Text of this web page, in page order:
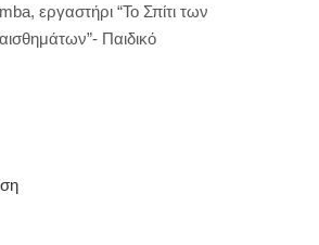
εργαστήρι “Το Σπίτι των
Παιδικό